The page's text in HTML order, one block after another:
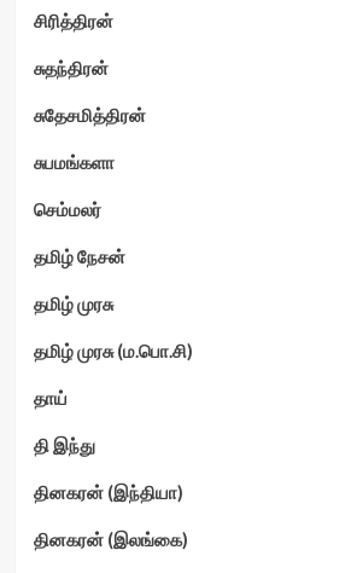
சிரித்திரன்
சுதந்திரன்
சுதேசமித்திரன்
சுபமங்களா
செம்மலர்
தமிழ் நேசன்
தமிழ் முரசு
தமிழ் முரசு (ம.பொ.சி)
தாய்
தி இந்து
தினகரன் (இந்தியா)
தினகரன் (இலங்கை)